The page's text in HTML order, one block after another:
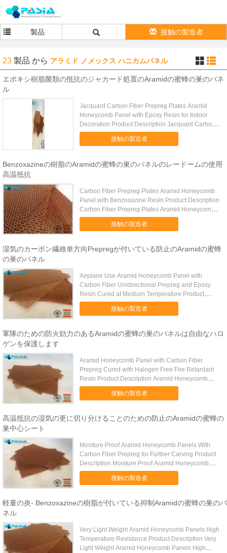
製品 接触の製造者
23 製品 から アラミド ノメックス ハニカムパネル
エポキシ樹脂菌類の抵抗のジャカード処置のAramidの蜜蜂の巣のパネ
ル
Jacquard Carbon Fiber Prepreg Plates Aramid
Honeycomb Panel with Epoxy Resin for Indoor
Decoration Product Description Jacquard Carbon
Fiber Prepreg ...
接触の製造者
Benzoxazineの樹脂のAramidの蜜蜂の巣のパネルのレードームの使用
高温抵抗
Carbon Fiber Prepreg Plates Aramid Honeycomb
Panel with Benzoxazine Resin​ Product Description
Carbon Fiber Prepreg Plates Aramid Honeycomb
Panel with ...
接触の製造者
湿気のカーボン繊維単方向Prepregが付いている防止のAramidの蜜蜂
の巣のパネル
Airplane Use Aramid Honeycomb Panel with
Carbon Fiber Unidirectional Prepreg and Epoxy
Resin Cured at Medium Temperature Product
Description Carbon ...
接触の製造者
軍隊のための防火効力のあるAramidの蜜蜂の巣のパネルは自由なハロ
ゲンを保護します
Aramid Honeycomb Panel with Carbon Fiber
Prepreg Cured with Halogen Free Fire Retardant
Resin Product Description Aramid Honeycomb
Panel with Carbon ...
接触の製造者
高温抵抗の湿気の更に切り分けることのための防止のAramidの蜜蜂の
巣中心シート
Moisture Proof Aramid Honeycomb Panels With
Carbon Fiber Prepreg for Further Carving Product
Description Moisture Proof Aramid Honeycomb
Panels With ...
接触の製造者
軽量の炎- Benzoxazineの樹脂が付いている抑制Aramidの蜜蜂の巣のパ
ネル
Very Light Weight Aramid Honeycomb Panels High
Temperature Resistance Product Description Very
Light Weight Aramid Honeycomb Panels High